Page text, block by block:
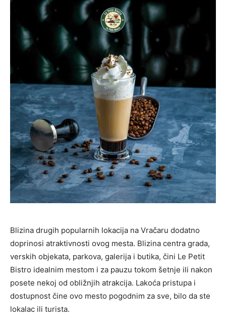
Blizina drugih popularnih lokacija na Vračaru dodatno
doprinosi atraktivnosti ovog mesta. Blizina centra grada,
verskih objekata, parkova, galerija i butika, čini Le Petit
Bistro idealnim mestom i za pauzu tokom šetnje ili nakon
posete nekoj od obližnjih atrakcija. Lakoća pristupa i
dostupnost čine ovo mesto pogodnim za sve, bilo da ste
lokalac ili turista.